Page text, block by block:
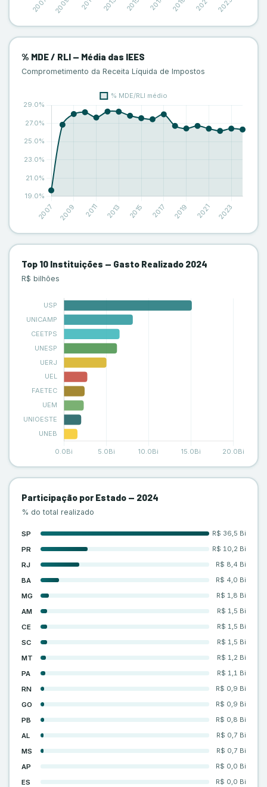
% MDE / RLI — Média das IEES
Comprometimento da Receita Líquida de Impostos
Top 10 Instituições — Gasto Realizado 2024
R$ bilhões
Participação por Estado — 2024
% do total realizado
SP
R$ 36,5 Bi
PR
R$ 10,2 Bi
RJ
R$ 8,4 Bi
BA
R$ 4,0 Bi
MG
R$ 1,8 Bi
AM
R$ 1,5 Bi
CE
R$ 1,5 Bi
SC
R$ 1,5 Bi
MT
R$ 1,2 Bi
PA
R$ 1,1 Bi
RN
R$ 0,9 Bi
GO
R$ 0,9 Bi
PB
R$ 0,8 Bi
AL
R$ 0,7 Bi
MS
R$ 0,7 Bi
AP
R$ 0,0 Bi
ES
R$ 0,0 Bi